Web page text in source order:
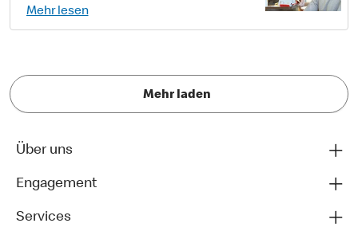
Mehr lesen
Mehr laden
Über uns
Engagement
Services